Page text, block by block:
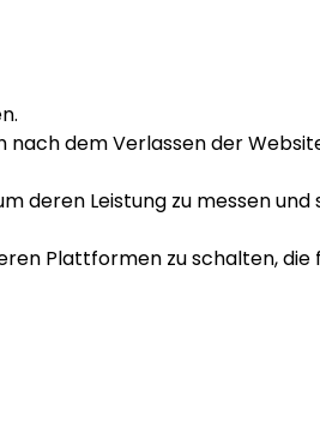
nach dem Verlassen der
deren Leistung zu messen und
Plattformen zu schalten, die